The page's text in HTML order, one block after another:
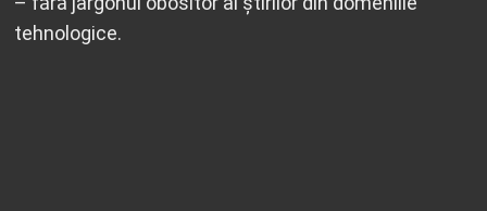
tehnologice.